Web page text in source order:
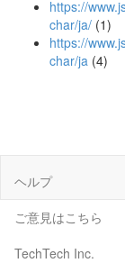
https://
char/ja/ (1)
https://
char/ja (4)
ヘルプ
ご意見はこちら
TechTech Inc.